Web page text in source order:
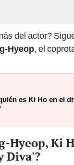
del actor?
Hyeop, el
es Ki Ho en el
Hyeop, Ki
Diva'?